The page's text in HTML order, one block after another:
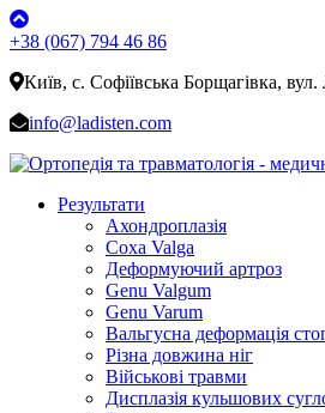
+38 (067) 794 46 86
Київ, с. Софіївська Борщагівка, вул.
info@ladisten.com
Результати
Ахондроплазія
Coxa Valga
Деформуючий артроз
Genu Valgum
Genu Varum
Вальгусна деформація
Різна довжина ніг
Військові травми
Дисплазія кульшових